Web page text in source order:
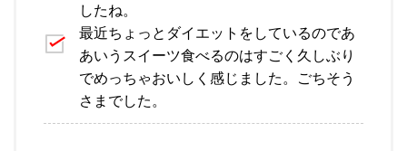
したね。
最近ちょっとダイエットをしているのであ
あいうスイーツ食べるのはすごく久しぶり
でめっちゃおいしく感じました。ごちそう
さまでした。